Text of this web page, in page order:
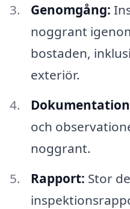
Genomgång:
noggrant
bostaden,
exteriör.
och
noggrant.
Rapport: Stor